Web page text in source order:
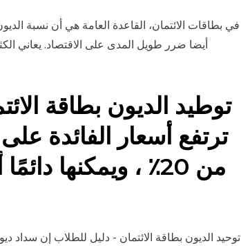
في بطاقات الائتمان، القاعدة العامة هي أن نسبة
أيضا ضرر طويل المدى على الاقتصاد. يعاني
ترتفع أسعار الفائدة
من 20٪ ، ويمكنها
توحيد الديون بطاقة الائتمان - دليل للطلاب إن سداد